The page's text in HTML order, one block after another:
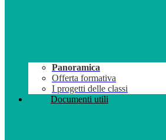
Panoramica
Offerta formativa
I progetti delle classi
Documenti utili